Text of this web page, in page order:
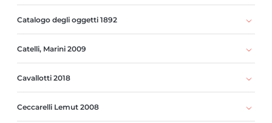
Catalogo degli oggetti 1892
Catelli, Marini 2009
Cavallotti 2018
Ceccarelli Lemut 2008